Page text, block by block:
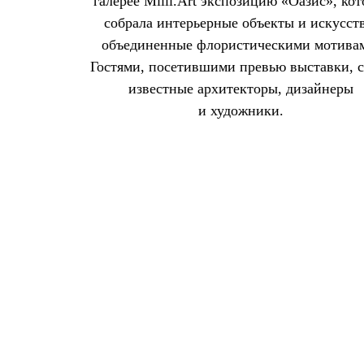
собрала интерьерные объекты и
объединенные флористическими
Гостями, посетившими превью выставки,
известные архитекторы, дизайнеры
и художники.